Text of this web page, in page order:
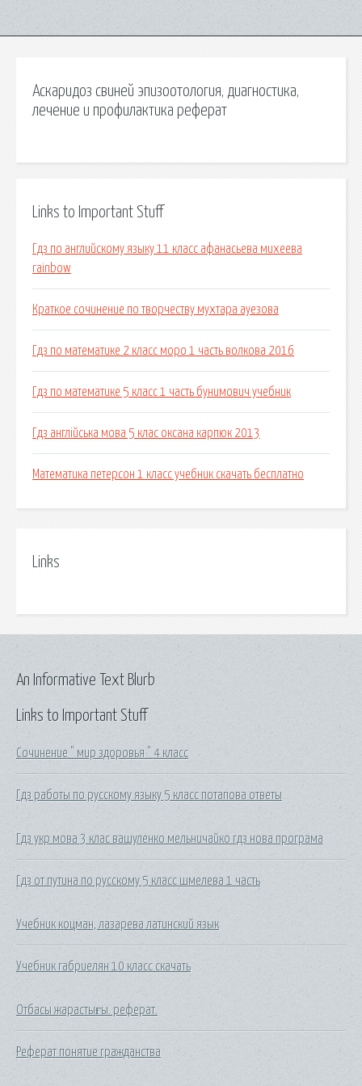
Аскаридоз свиней эпизоотология, диагностика,
лечение и профилактика реферат
Links to Important Stuff
Гдз по английскому языку 11 класс афанасьева михеева
rainbow
Краткое сочинение по творчеству мухтара ауезова
Гдз по математике 2 класс моро 1 часть волкова 2016
Гдз по математике 5 класс 1 часть бунимович учебник
Гдз англійська мова 5 клас оксана карпюк 2013
Математика петерсон 1 класс учебник скачать бесплатно
Links
Links to Important Stuff
Сочинение " мир здоровья " 4 класс
Гдз работы по русскому языку 5 класс потапова ответы
Гдз укр мова 3 клас вашуленко мельничайко гдз нова програма
Гдз от путина по русскому 5 класс шмелева 1 часть
Учебник коцман, лазарева латинский язык
Учебник габриелян 10 класс скачать
Отбасы жарастығы. реферат.
Реферат понятие гражданства
An Informative Text Blurb